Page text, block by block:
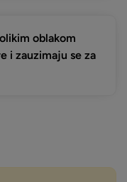
oblakom
i zauzimaju se za